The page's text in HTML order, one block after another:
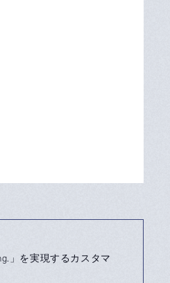
」を実現するカスタマ